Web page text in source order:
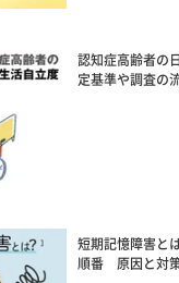
認知症高齢者の
定基準や調査の
短期記憶障害と
順番 原因と対